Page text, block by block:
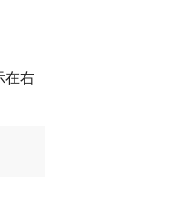
在右